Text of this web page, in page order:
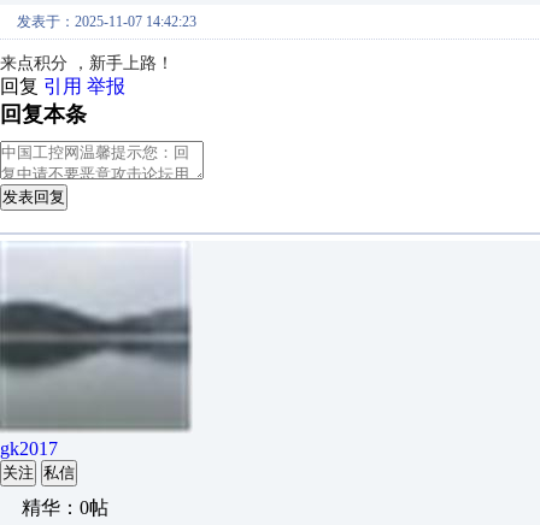
发表于：2025-11-07 14:42:23
来点积分 ，新手上路！
回复 引用 举报
回复本条
发表回复
gk2017
关注 私信
精华：0帖